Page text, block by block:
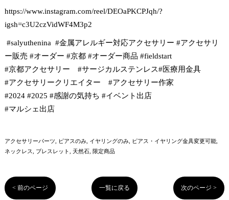
https://www.instagram.com/reel/DEOaPKCPJqh/?
igsh=c3U2czVidWF4M3p2
#salyuthenina #金属アレルギー対応アクセサリー #アクセサリ
ー販売 #オーダー #京都 #オーダー商品 #fieldstart
#京都アクセサリー #サージカルステンレス#医療用金具
#アクセサリークリエイター #アクセサリー作家
#2024 #2025 #感謝の気持ち #イベント出店
#マルシェ出店
アクセサリーパーツ ピアスのみ イヤリングのみ
ピアス・イヤリング金具変更可能
ネックレス
ブレスレット 天然石 限定商品
< 前のページ 一覧に戻る 次のページ >